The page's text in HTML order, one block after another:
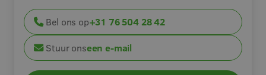
Bel ons op+31 76 504 28 42
Stuur onseen e-mail